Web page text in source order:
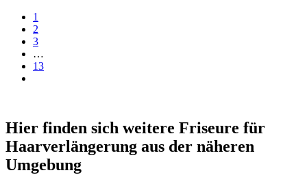
1
2
3
…
13
Hier finden sich weitere Friseure für
Haarverlängerung aus der näheren
Umgebung